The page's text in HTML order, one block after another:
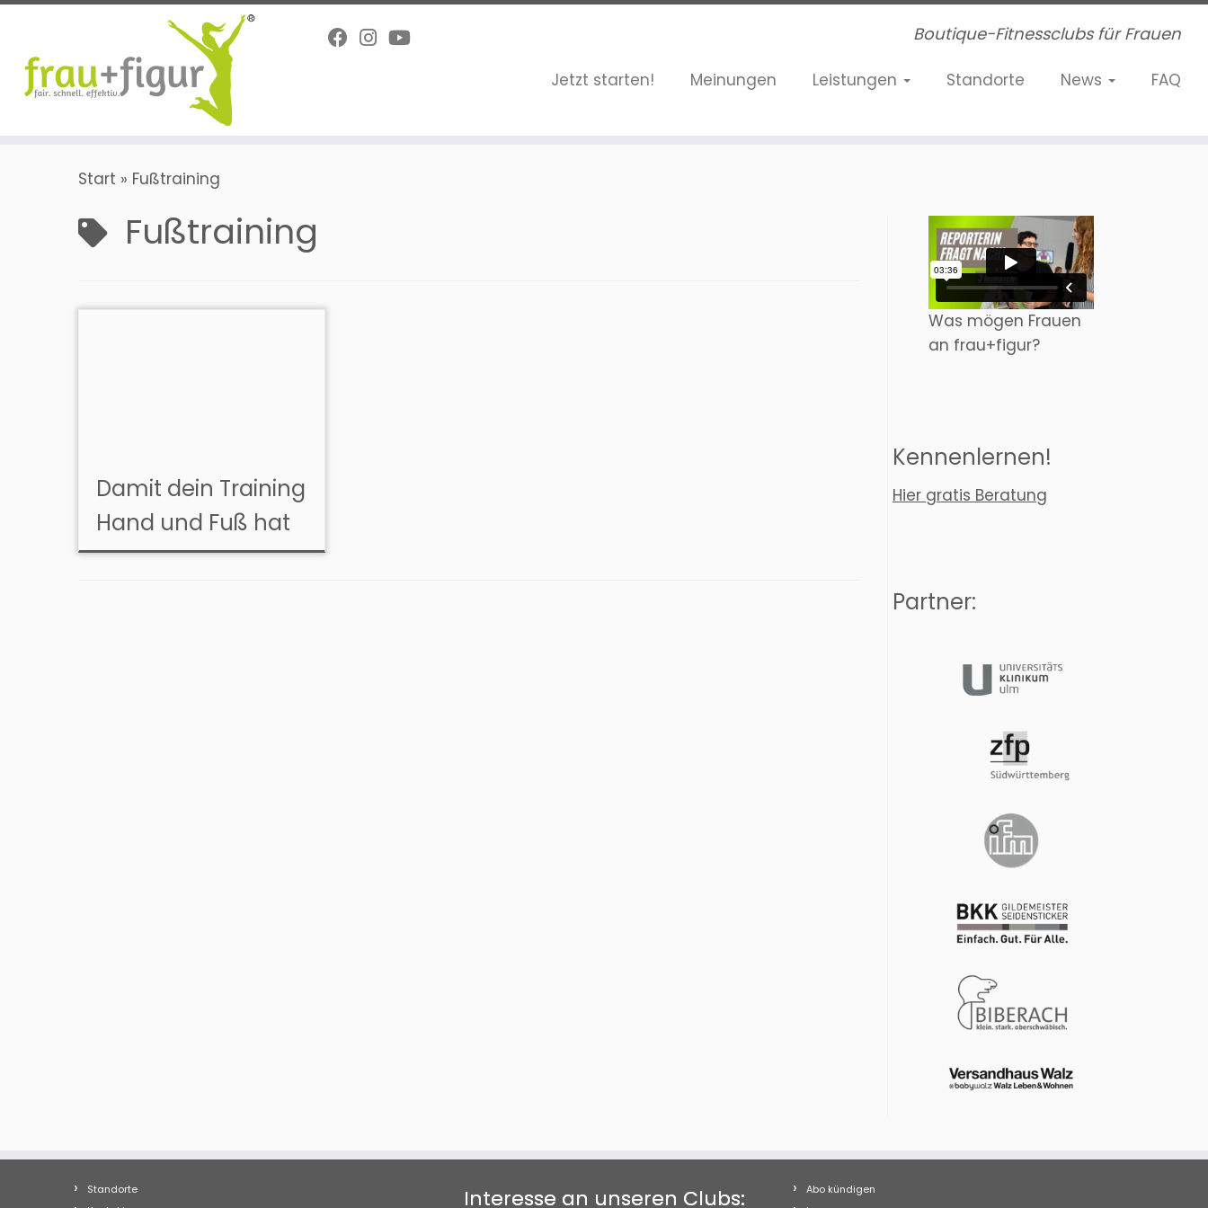
Zum
springen
Boutique-Fitnessclubs für Frauen
Jetzt starten! Meinungen Leistungen Standorte News FAQ
Start » Fußtraining
Fußtraining
Damit dein Training
Hand und Fuß hat
Was mögen Frauen
an frau+figur?
Kennenlernen!
Hier gratis Beratung
Partner:
Standorte
Interesse an unseren Clubs:
Abo kündigen